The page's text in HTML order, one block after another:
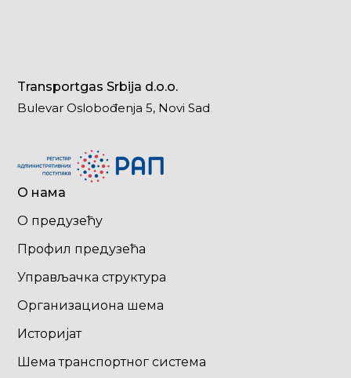
Transportgas Srbija d.o.o.
Bulevar Oslobođenja 5, Novi Sad
О нама
О предузећу
Профил предузећа
Управљачка структура
Организациона шема
Историјат
Шема транспортног система